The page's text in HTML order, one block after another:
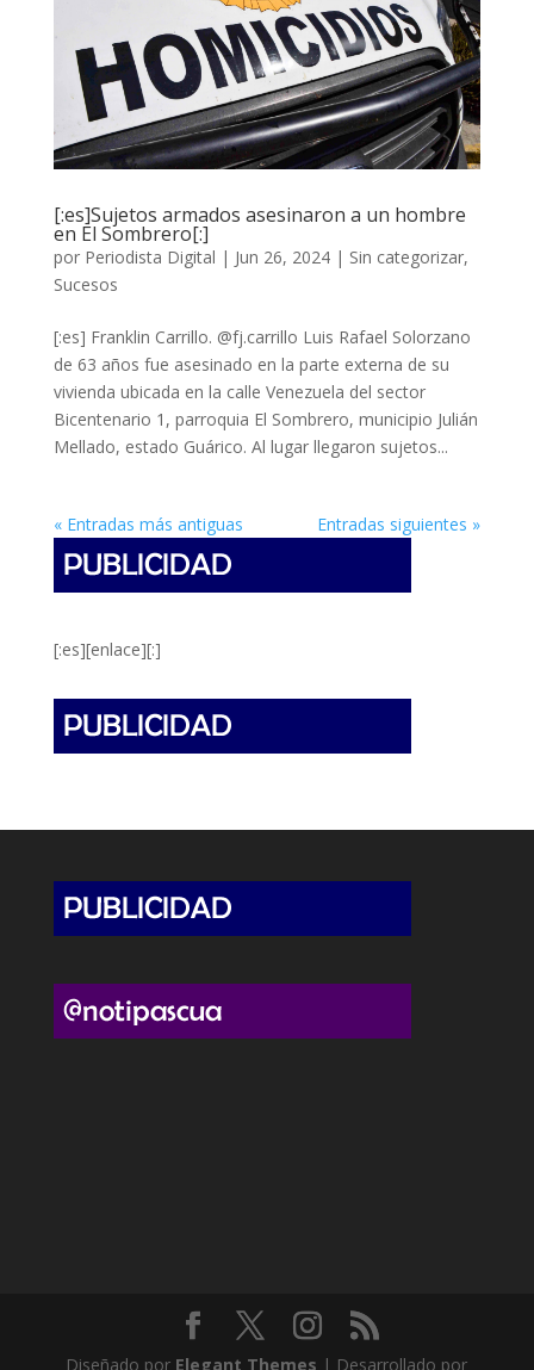
[:es]Sujetos armados asesinaron a un hombre
en El Sombrero[:]
por Periodista Digital | Jun 26, 2024| Sin categorizar,
Sucesos
[:es] Franklin Carrillo. @fj.carrillo Luis Rafael Solorzano
de 63 años fue asesinado en la parte externa de su
vivienda ubicada en la calle Venezuela del sector
Bicentenario 1, parroquia El Sombrero, municipio Julián
Mellado, estado Guárico. Al lugar llegaron sujetos...
« Entradas más antiguas Entradas siguientes »
[:es][enlace][:]
Diseñado por Elegant Themes | Desarrollado por